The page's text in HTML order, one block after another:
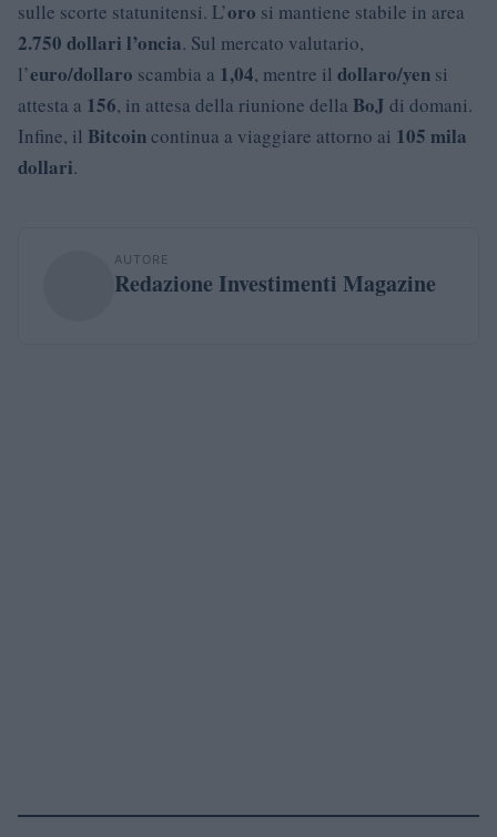
sulle scorte statunitensi. L’oro si mantiene stabile in area
2.750 dollari l’oncia. Sul mercato valutario,
l’euro/dollaro scambia a 1,04, mentre il dollaro/yen si
attesta a 156, in attesa della riunione della BoJ di domani.
Infine, il Bitcoincontinua a viaggiare attorno ai 105 mila
dollari.
AUTORE
Redazione Investimenti Magazine